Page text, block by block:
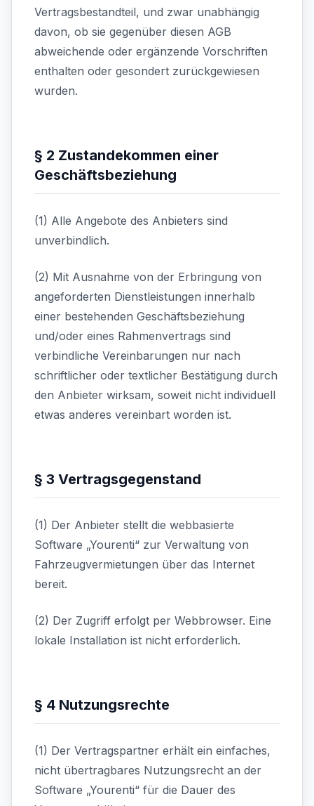
Vertragsbestandteil, und zwar unabhängig
davon, ob sie gegenüber diesen AGB
abweichende oder ergänzende Vorschriften
enthalten oder gesondert zurückgewiesen
wurden.
§ 2 Zustandekommen einer
Geschäftsbeziehung
(1) Alle Angebote des Anbieters sind
unverbindlich.
(2) Mit Ausnahme von der Erbringung von
angeforderten Dienstleistungen innerhalb
einer bestehenden Geschäftsbeziehung
und/oder eines Rahmenvertrags sind
verbindliche Vereinbarungen nur nach
schriftlicher oder textlicher Bestätigung durch
den Anbieter wirksam, soweit nicht individuell
etwas anderes vereinbart worden ist.
§ 3 Vertragsgegenstand
(1) Der Anbieter stellt die webbasierte
Software „Yourenti“ zur Verwaltung von
Fahrzeugvermietungen über das Internet
bereit.
(2) Der Zugriff erfolgt per Webbrowser. Eine
lokale Installation ist nicht erforderlich.
§ 4 Nutzungsrechte
(1) Der Vertragspartner erhält ein einfaches,
nicht übertragbares Nutzungsrecht an der
Software „Yourenti“ für die Dauer des